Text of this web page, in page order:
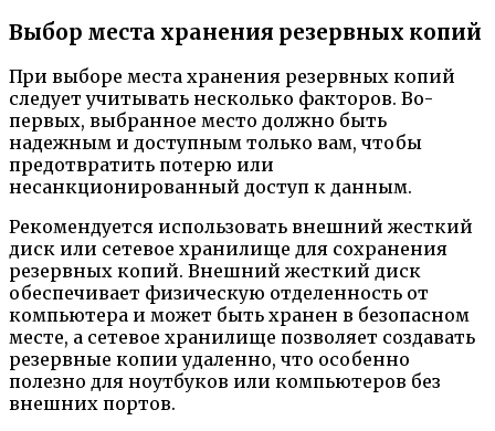
Выбор места хранения резервных копий
При выборе места хранения резервных копий
следует учитывать несколько факторов. Во-
первых, выбранное место должно быть
надежным и доступным только вам, чтобы
предотвратить потерю или
несанкционированный доступ к данным.
Рекомендуется использовать внешний жесткий
диск или сетевое хранилище для сохранения
резервных копий. Внешний жесткий диск
обеспечивает физическую отделенность от
компьютера и может быть хранен в безопасном
месте, а сетевое хранилище позволяет создавать
резервные копии удаленно, что особенно
полезно для ноутбуков или компьютеров без
внешних портов.